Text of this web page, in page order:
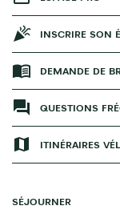
INSCRIRE SON
DEMANDE DE
QUESTIONS
ITINÉRAIRES
SÉJOURNER